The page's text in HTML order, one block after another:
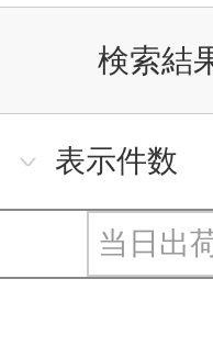
検索結
表示件数
当日出